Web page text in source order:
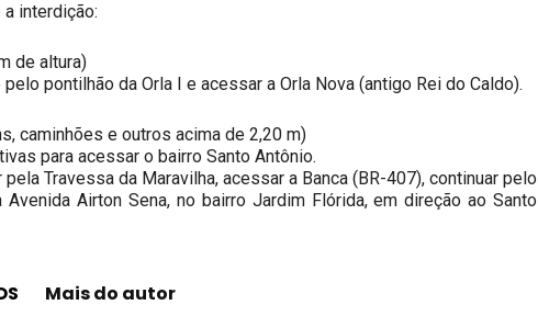
interdição:
de altura)
pontilhão da Orla I e acessar a Orla Nova (antigo Rei do Caldo).
caminhões e outros acima de 2,20 m)
para acessar o bairro Santo Antônio.
Travessa da Maravilha, acessar a Banca (BR-407), continuar pelo
Airton Sena, no bairro Jardim Flórida, em direção ao Santo
Mais do autor